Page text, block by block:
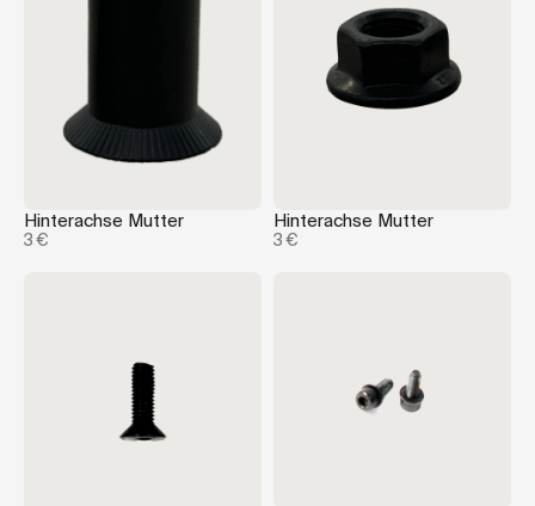
Hinterachse Mutter
3 €
Hinterachse Mutter
3 €